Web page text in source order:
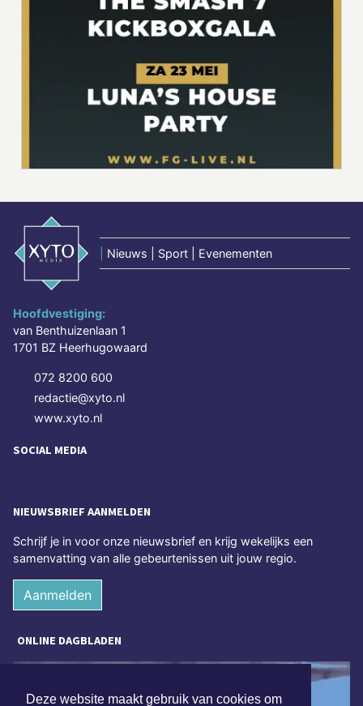
Deze website maakt gebruik van cookies om
Nieuws | Sport | Evenementen
Hoofdvestiging:
van Benthuizenlaan 1
1701 BZ Heerhugowaard
072 8200 600
redactie@xyto.nl
www.xyto.nl
SOCIAL MEDIA
NIEUWSBRIEF AANMELDEN
Schrijf je in voor onze nieuwsbrief en krijg wekelijks een
samenvatting van alle gebeurtenissen uit jouw regio.
Aanmelden
ONLINE DAGBLADEN